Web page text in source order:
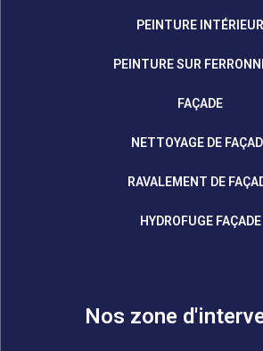
PEINTURE INTÉRIEUR
PEINTURE SUR
FAÇADE
NETTOYAGE DE
RAVALEMENT DE
HYDROFUGE FAÇADE
Nos zone